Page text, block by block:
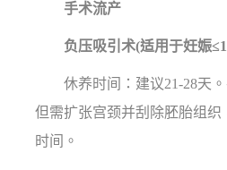
手术流产
负压吸引术(适用于妊娠
休养时间：建议21-28天。
但需扩张宫颈并刮除胚胎组织
时间。